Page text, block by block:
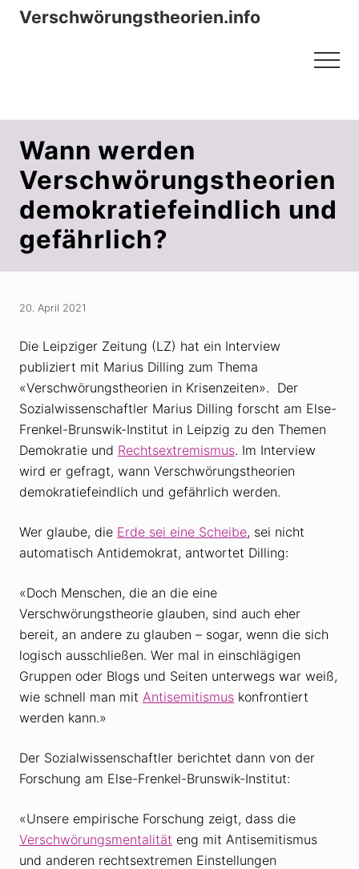
Menu
Zum
ZurVerschwörungstheorien.info
Menu
Wann werden
Verschwörungstheorien
demokratiefeindlich und
gefährlich?
20. April 2021
Die Leipziger Zeitung (LZ) hat ein Interview
publiziert mit Marius Dilling zum Thema
«Verschwörungstheorien in Krisenzeiten». Der
Sozialwissenschaftler Marius Dilling forscht am Else-
Frenkel-Brunswik-Institut in Leipzig zu den Themen
Demokratie und Rechtsextremismus. Im Interview
wird er gefragt, wann Verschwörungstheorien
demokratiefeindlich und gefährlich werden.
Wer glaube, die Erde sei eine Scheibe, sei nicht
automatisch Antidemokrat, antwortet Dilling:
«Doch Menschen, die an die eine
Verschwörungstheorie glauben, sind auch eher
bereit, an andere zu glauben – sogar, wenn die sich
logisch ausschließen. Wer mal in einschlägigen
Gruppen oder Blogs und Seiten unterwegs war weiß,
wie schnell man mit Antisemitismus konfrontiert
werden kann.»
Der Sozialwissenschaftler berichtet dann von der
Forschung am Else-Frenkel-Brunswik-Institut:
«Unsere empirische Forschung zeigt, dass die
Verschwörungsmentalität eng mit Antisemitismus
und anderen rechtsextremen Einstellungen